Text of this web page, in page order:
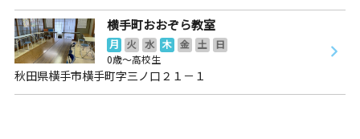
横手町おおぞら教室
月 火 水 木 金 土
日
0歳～高校生
秋田県横手市横手町字三ノ口２１－１